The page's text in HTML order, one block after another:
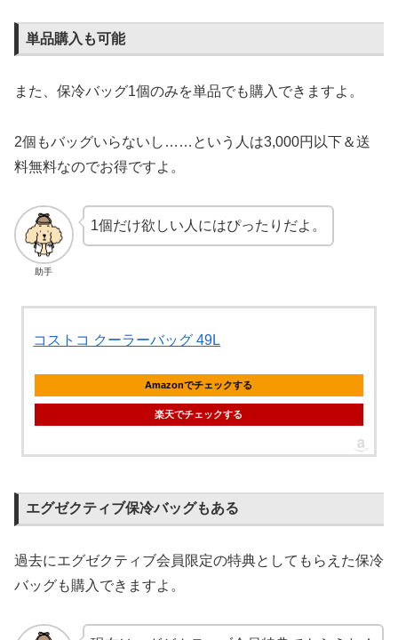
単品購入も可能
また、保冷バッグ1個のみを単品でも購入できますよ。
2個もバッグいらないし……という人は3,000円以下＆送
料無料なのでお得ですよ。
助手
1個だけ欲しい人にはぴったりだよ。
コストコ クーラーバッグ 49L
Amazonでチェックする
楽天でチェックする
エグゼクティブ保冷バッグもある
過去にエグゼクティブ会員限定の特典としてもらえた保冷
バッグも購入できますよ。